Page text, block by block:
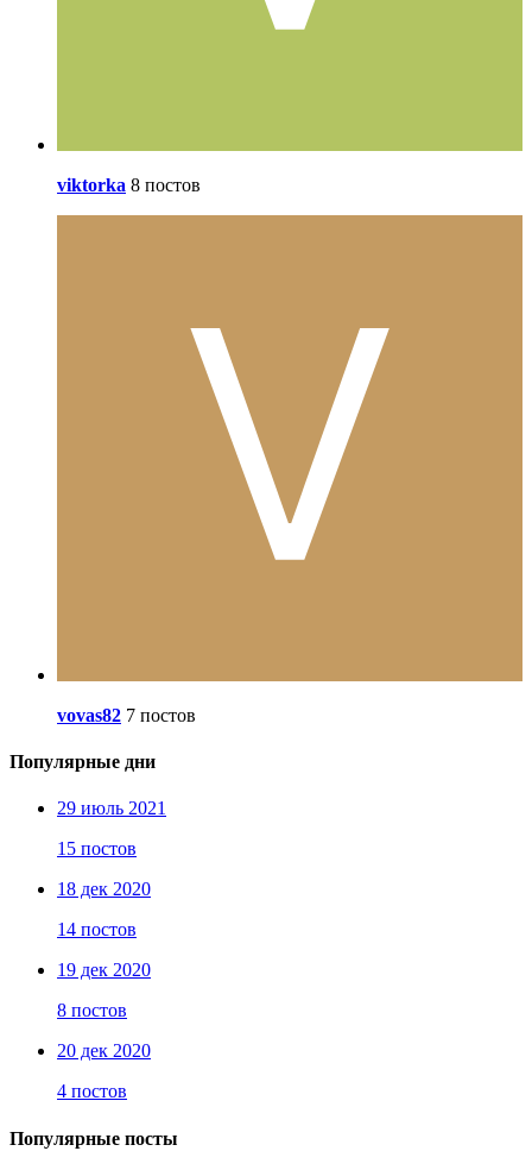
viktorka 8 постов
vovas82 7 постов
Популярные дни
29 июль 2021
15 постов
18 дек 2020
14 постов
19 дек 2020
8 постов
20 дек 2020
4 постов
Популярные посты